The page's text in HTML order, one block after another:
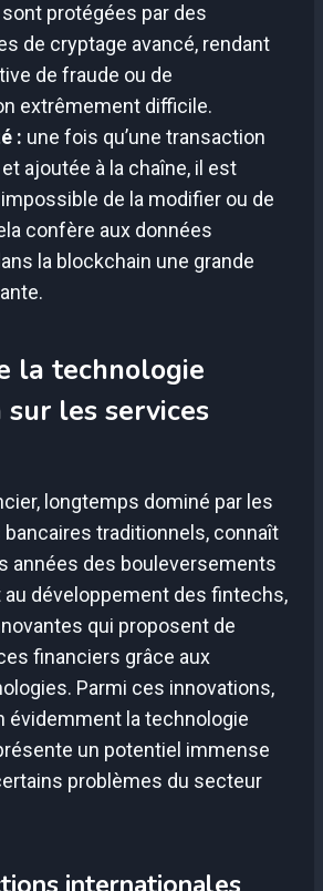
protégées par des
de cryptage avancé, rendant
de fraude ou de
extrêmement difficile.
: une fois qu’une transaction
ajoutée à la chaîne, il est
de la modifier ou de
confère aux données
la blockchain une grande
la technologie
les services
longtemps dominé par les
traditionnels, connaît
années des bouleversements
au développement des fintechs,
qui proposent de
financiers grâce aux
Parmi ces innovations,
évidemment la technologie
un potentiel immense
problèmes du secteur